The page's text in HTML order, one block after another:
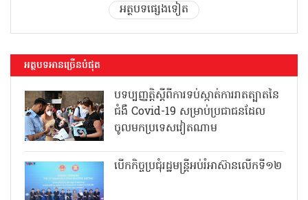
អត្ថបទផ្សេងទៀត
អត្ថបទអានច្រើនបំផុត
បទប្បញ្ញត្តិស្តីពីការទប់ស្កាត់ការរាតត្បាតនៃ
ជំងឺ Covid-19 សម្រាប់ប្រជាជនដែល
ចូលមកប្រទេសវៀតណាម
បើកកិច្ចប្រជុំរដ្ឋមន្ត្រីអប់រំអាស៊ានលើកទី១២